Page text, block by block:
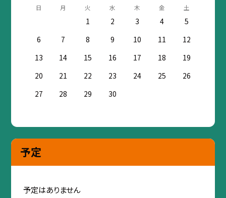
日 月 火 水 木 金 土
1 2 3 4
5
6
7 8 9 10 11
12
13
14 15 16 17 18
19
20
21 22 23 24 25
26
27
28 29 30
予定
予定はありません